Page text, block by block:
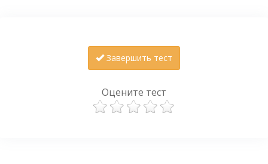
Завершить тест
Оцените тест